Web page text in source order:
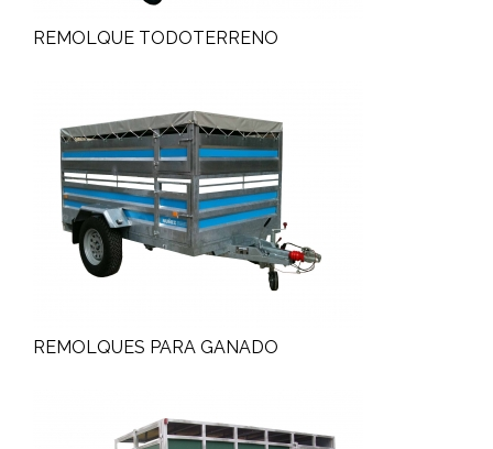
REMOLQUE TODOTERRENO
REMOLQUES PARA GANADO